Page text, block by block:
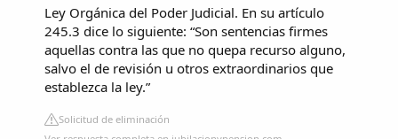
Ley Orgánica del Poder Judicial. En su artículo
245.3 dice lo siguiente: “Son sentencias firmes
aquellas contra las que no quepa recurso alguno,
salvo el de revisión u otros extraordinarios que
establezca la ley.”
Solicitud de eliminación